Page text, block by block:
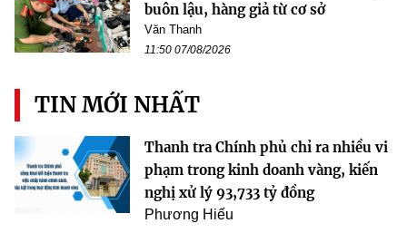
buôn lậu, hàng giả từ cơ sở
Văn Thanh
11:50 07/08/2026
TIN MỚI NHẤT
Thanh tra Chính phủ chỉ ra nhiều vi
phạm trong kinh doanh vàng, kiến
nghị xử lý 93,733 tỷ đồng
Phương Hiếu